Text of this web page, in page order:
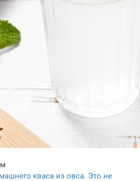
кваса из овса. Это не